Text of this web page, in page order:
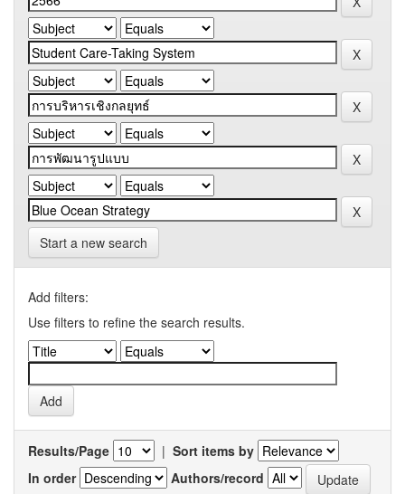
Start a new search
Add filters:
Use filters to refine the search results.
Results/Page | Sort items by
In order
Authors/record